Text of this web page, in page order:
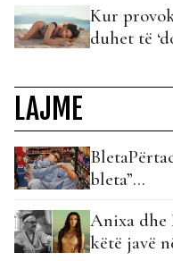
Kur
duhet të
LAJME
bleta”…
Anixa dhe
këtë javë